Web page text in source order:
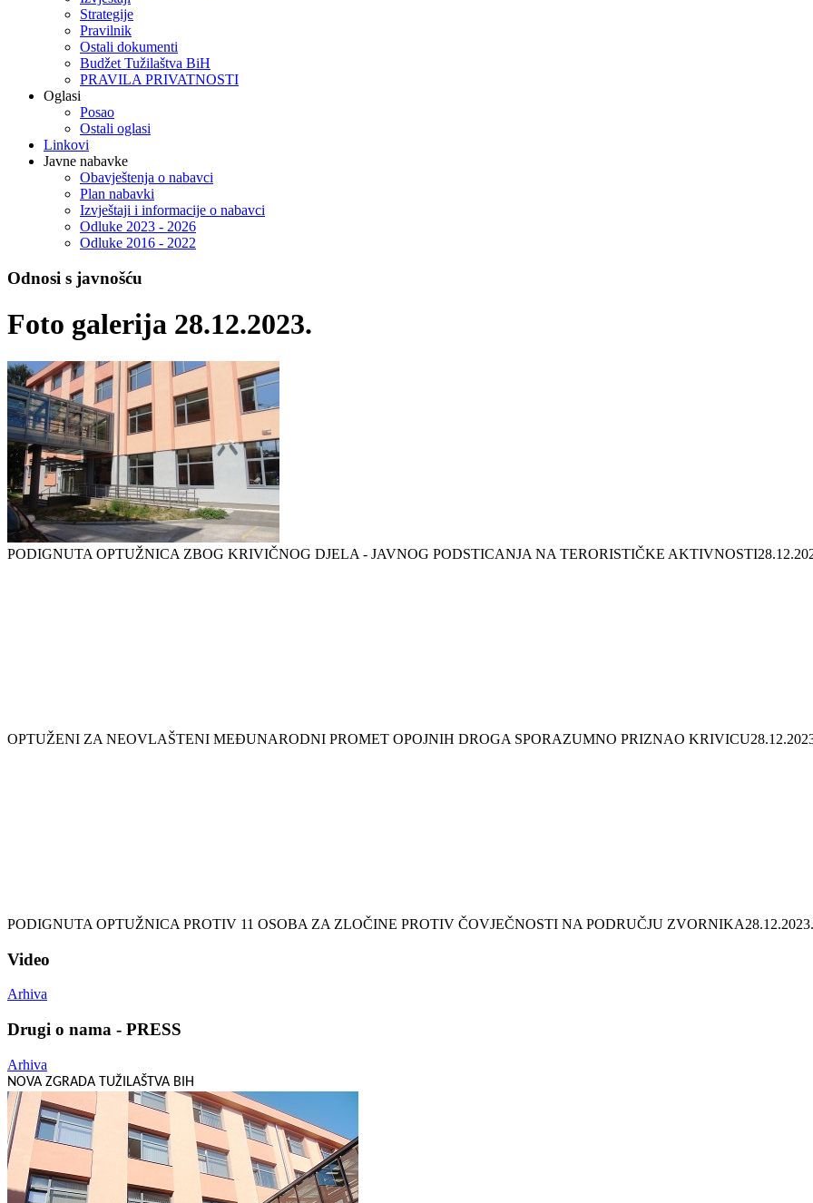
Strategije
Pravilnik
Ostali dokumenti
Budžet Tužilaštva BiH
PRAVILA PRIVATNOSTI
Oglasi
Posao
Ostali oglasi
Linkovi
Javne nabavke
Obavještenja o nabavci
Plan nabavki
Izvještaji i informacije o nabavci
Odluke 2023 - 2026
Odluke 2016 - 2022
Odnosi s javnošću
Foto galerija 28.12.2023.
PODIGNUTA OPTUŽNICA ZBOG KRIVIČNOG DJELA - JAVNOG PODSTICANJA NA TERORISTIČKE AKTIVNOSTI
OPTUŽENI ZA NEOVLAŠTENI MEĐUNARODNI PROMET OPOJNIH DROGA SPORAZUMNO PRIZNAO KRIVICU
PODIGNUTA OPTUŽNICA PROTIV 11 OSOBA ZA ZLOČINE PROTIV ČOVJEČNOSTI NA PODRUČJU ZVORNIKA28.12.2023.
Video
Arhiva
Drugi o nama - PRESS
Arhiva
NOVA ZGRADA TUŽILAŠTVA BIH